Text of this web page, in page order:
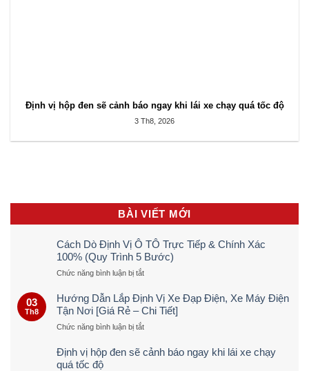
Định vị hộp đen sẽ cảnh báo ngay khi lái xe chạy quá tốc độ
3 Th8, 2026
BÀI VIẾT MỚI
Cách Dò Định Vị Ô TÔ Trực Tiếp & Chính Xác
100% (Quy Trình 5 Bước)
Chức năng bình luận bị tắtở
Dò
Định
Vị
Ô
Trực
03
Th8
Hướng Dẫn Lắp Định Vị Xe Đạp Điện, Xe Máy Điện
Tận Nơi [Giá Rẻ – Chi Tiết]
Chức năng bình luận bị tắtở
Dẫn
Định vị hộp đen sẽ cảnh báo ngay khi lái xe chạy
quá tốc độ